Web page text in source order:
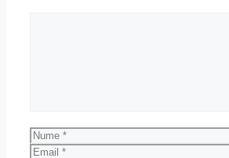
Nume
Email